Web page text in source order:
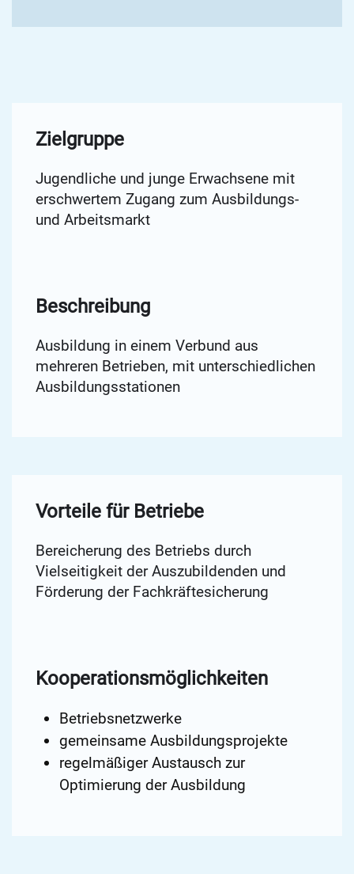
Zielgruppe
Jugendliche und junge Erwachsene mit
erschwertem Zugang zum Ausbildungs-
und Arbeitsmarkt
Beschreibung
Ausbildung in einem Verbund aus
mehreren Betrieben, mit unterschiedlichen
Ausbildungsstationen
Vorteile für Betriebe
Bereicherung des Betriebs durch
Vielseitigkeit der Auszubildenden und
Förderung der Fachkräftesicherung
Kooperationsmöglichkeiten
Betriebsnetzwerke
gemeinsame Ausbildungsprojekte
regelmäßiger Austausch zur
Optimierung der Ausbildung